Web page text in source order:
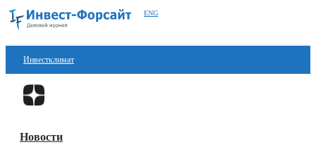
ENG
Инвестклимат
Финансы
Блокчейн
Новости